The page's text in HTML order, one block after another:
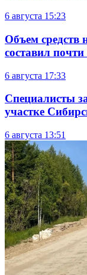
6 августа 15:23
Объем средств
составил
6 августа 17:33
Специалисты
участке
6 августа 13:51